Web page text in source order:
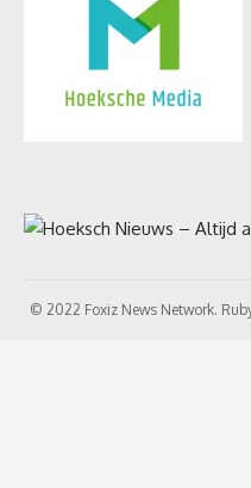
© 2022 Foxiz News Network.